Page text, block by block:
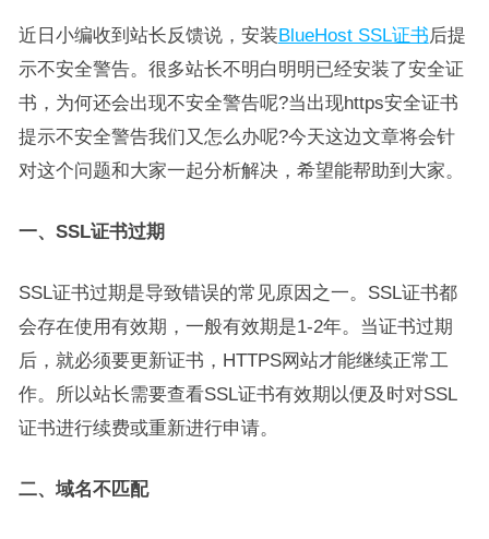
近日小编收到站长反馈说，安装BlueHost SSL证书后提
示不安全警告。很多站长不明白明明已经安装了安全证
书，为何还会出现不安全警告呢?当出现https安全证书
提示不安全警告我们又怎么办呢?今天这边文章将会针
对这个问题和大家一起分析解决，希望能帮助到大家。
一、SSL证书过期
SSL证书过期是导致错误的常见原因之一。SSL证书都
会存在使用有效期，一般有效期是1-2年。当证书过期
后，就必须要更新证书，HTTPS网站才能继续正常工
作。所以站长需要查看SSL证书有效期以便及时对SSL
证书进行续费或重新进行申请。
二、域名不匹配